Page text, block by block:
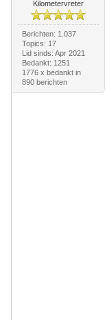
Kilometervreter
Berichten: 1.037
Topics: 17
Lid sinds: Apr 2021
Bedankt: 1251
1776 x bedankt in
890 berichten